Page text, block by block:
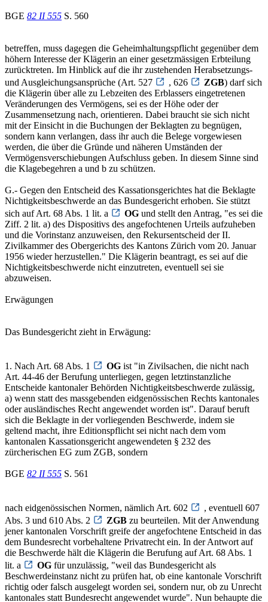
BGE 82 II 555 S. 560
betreffen, muss dagegen die Geheimhaltungspflicht gegenüber dem
höhern Interesse der Klägerin an einer gesetzmässigen Erbteilung
zurücktreten. Im Hinblick auf die ihr zustehenden Herabsetzungs-
und Ausgleichungsansprüche (Art. 527
, 626 ZGB) darf sich
die Klägerin über alle zu Lebzeiten des Erblassers eingetretenen
Veränderungen des Vermögens, sei es der Höhe oder der
Zusammensetzung nach, orientieren. Dabei braucht sie sich nicht
mit der Einsicht in die Buchungen der Beklagten zu begnügen,
sondern kann verlangen, dass ihr auch die Belege vorgewiesen
werden, die über die Gründe und näheren Umständen der
Vermögensverschiebungen Aufschluss geben. In diesem Sinne sind
die Klagebegehren a und b zu schützen.
G.- Gegen den Entscheid des Kassationsgerichtes hat die Beklagte
Nichtigkeitsbeschwerde an das Bundesgericht erhoben. Sie stützt
sich auf Art. 68 Abs. 1 lit. a
OG und stellt den Antrag, "es sei die
Ziff. 2 lit. a) des Dispositivs des angefochtenen Urteils aufzuheben
und die Vorinstanz anzuweisen, den Rekursentscheid der II.
Zivilkammer des Obergerichts des Kantons Zürich vom 20. Januar
1956 wieder herzustellen." Die Klägerin beantragt, es sei auf die
Nichtigkeitsbeschwerde nicht einzutreten, eventuell sei sie
abzuweisen.
Erwägungen
Das Bundesgericht zieht in Erwägung:
1. Nach Art. 68 Abs. 1 OG ist "in Zivilsachen, die nicht nach
Art. 44-46 der Berufung unterliegen, gegen letztinstanzliche
Entscheide kantonaler Behörden Nichtigkeitsbeschwerde zulässig,
a) wenn statt des massgebenden eidgenössischen Rechts kantonales
oder ausländisches Recht angewendet worden ist". Darauf beruft
sich die Beklagte in der vorliegenden Beschwerde, indem sie
geltend macht, ihre Editionspflicht sei nicht nach dem vom
kantonalen Kassationsgericht angewendeten § 232 des
zürcherischen EG zum ZGB, sondern
BGE 82 II 555 S. 561
nach eidgenössischen Normen, nämlich Art. 602
, eventuell 607
Abs. 3 und 610 Abs. 2
ZGB zu beurteilen. Mit der Anwendung
jener kantonalen Vorschrift greife der angefochtene Entscheid in das
dem Bundesrecht vorbehaltene Privatrecht ein. In der Antwort auf
die Beschwerde hält die Klägerin die Berufung auf Art. 68 Abs. 1
lit. a
OG für unzulässig, "weil das Bundesgericht als
Beschwerdeinstanz nicht zu prüfen hat, ob eine kantonale Vorschrift
richtig oder falsch ausgelegt worden sei, sondern nur, ob zu Unrecht
kantonales statt Bundesrecht angewendet wurde". Nun behaupte die